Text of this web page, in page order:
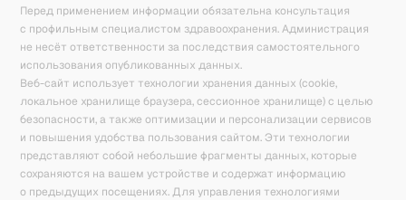
Перед применением информации обязательна консультация
с профильным специалистом здравоохранения. Администрация
не несёт ответственности за последствия самостоятельного
использования опубликованных данных.
Веб-сайт использует технологии хранения данных (cookie,
локальное хранилище браузера, сессионное хранилище) с целью
безопасности, а также оптимизации и персонализации сервисов
и повышения удобства пользования сайтом. Эти технологии
представляют собой небольшие фрагменты данных, которые
сохраняются на вашем устройстве и содержат информацию
о предыдущих посещениях. Для управления технологиями